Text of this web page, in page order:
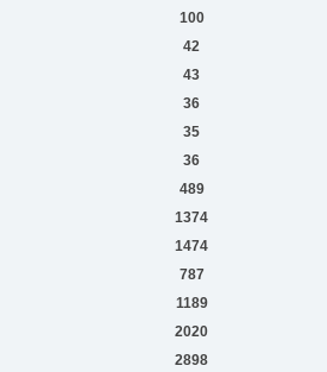
100
42
43
36
35
36
489
1374
1474
787
1189
2020
2898